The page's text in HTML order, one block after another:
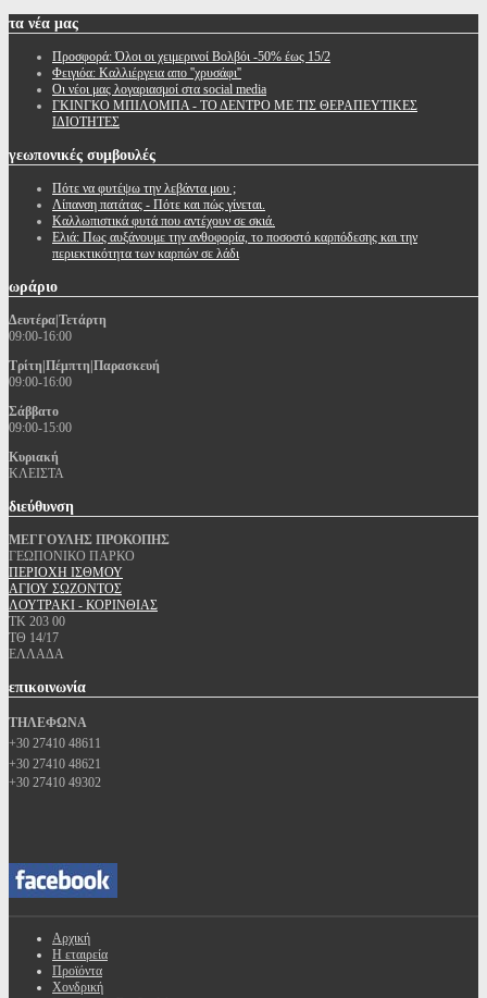
τα νέα μας
Προσφορά: Όλοι οι χειμερινοί Βολβόι -50% έως 15/2
Φειγιόα: Καλλιέργεια απο ''χρυσάφι''
Oι νέοι μας λογαριασμοί στα social media
ΓΚΙΝΓΚΟ ΜΠΙΛΟΜΠΑ - ΤΟ ΔΕΝΤΡΟ ΜΕ ΤΙΣ ΘΕΡΑΠΕΥΤΙΚΕΣ
ΙΔΙΟΤΗΤΕΣ
γεωπονικές συμβουλές
Πότε να φυτέψω την λεβάντα μου ;
Λίπανση πατάτας - Πότε και πώς γίνεται.
Καλλωπιστικά φυτά που αντέχουν σε σκιά.
Ελιά: Πως αυξάνουμε την ανθοφορία, το ποσοστό καρπόδεσης και την
περιεκτικότητα των καρπών σε λάδι
ωράριο
Δευτέρα|Τετάρτη
09:00-16:00
Τρίτη|Πέμπτη|Παρασκευή
09:00-16:00
Σάββατο
09:00-15:00
Κυριακή
ΚΛΕΙΣΤΑ
διεύθυνση
ΜΕΓΓΟΥΛΗΣ ΠΡΟΚΟΠΗΣ
ΓΕΩΠΟΝΙΚΟ ΠΑΡΚΟ
ΠΕΡΙΟΧΗ ΙΣΘΜΟΥ
ΑΓΙΟΥ ΣΩΖΟΝΤΟΣ
ΛΟΥΤΡΑΚΙ - ΚΟΡΙΝΘΙΑΣ
ΤΚ 203 00
ΤΘ 14/17
ΕΛΛΑΔΑ
επικοινωνία
ΤΗΛΕΦΩΝΑ
+30 27410 48611
+30 27410 48621
+30 27410 49302
Αρχική
Η εταιρεία
Προϊόντα
Χονδρική